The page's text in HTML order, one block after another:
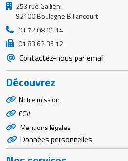
253 rue Gallieni
92100 Boulogne Billancourt
01 72 08 01 14
01 83 62 36 12
Contactez-nous par email
Découvrez
Notre mission
CGV
Mentions légales
Données personnelles